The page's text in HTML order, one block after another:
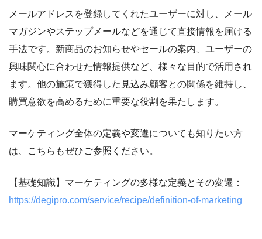
メールアドレスを登録してくれたユーザーに対し、メール
マガジンやステップメールなどを通じて直接情報を届ける
手法です。新商品のお知らせやセールの案内、ユーザーの
興味関心に合わせた情報提供など、様々な目的で活用され
ます。他の施策で獲得した見込み顧客との関係を維持し、
購買意欲を高めるために重要な役割を果たします。
マーケティング全体の定義や変遷についても知りたい方
は、こちらもぜひご参照ください。
【基礎知識】マーケティングの多様な定義とその変遷：
https://degipro.com/service/recipe/definition-of-marketing